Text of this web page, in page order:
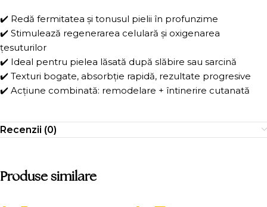
✔️ Redă fermitatea și tonusul pielii în profunzime
✔️ Stimulează regenerarea celulară și oxigenarea
țesuturilor
✔️ Ideal pentru pielea lăsată după slăbire sau sarcină
✔️ Texturi bogate, absorbție rapidă, rezultate progresive
✔️ Acțiune combinată: remodelare + întinerire cutanată
Recenzii (0)
Produse similare